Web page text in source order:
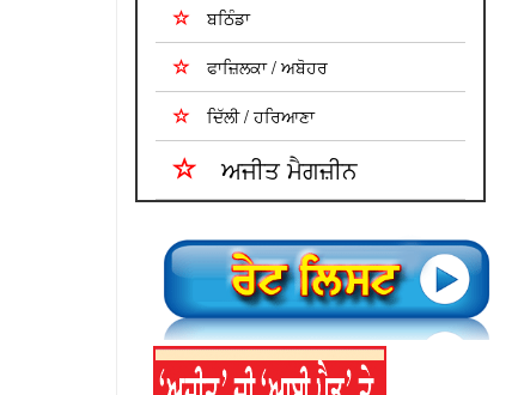
ਬਠਿੰਡਾ
ਫਾਜ਼ਿਲਕਾ / ਅਬੋਹਰ
ਦਿੱਲੀ / ਹਰਿਆਣਾ
ਅਜੀਤ ਮੈਗਜ਼ੀਨ